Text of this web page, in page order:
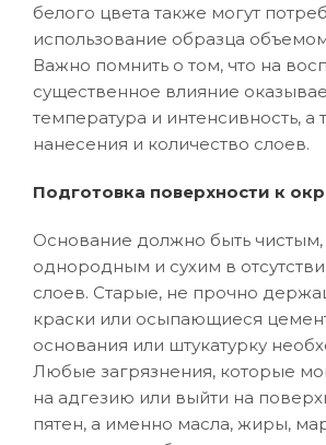
белого цвета также могут
использование образца
Важно помнить о том, что на
существенное влияние
температура и интенсивность, а
нанесения и количество слоев.
Подготовка поверхности к
Основание должно быть
однородным и сухим в
слоев. Старые, не прочно
краски или осыпающиеся
основания или штукатурку
Любые загрязнения, которые
на адгезию или выйти на
пятен, а именно масла, жиры,